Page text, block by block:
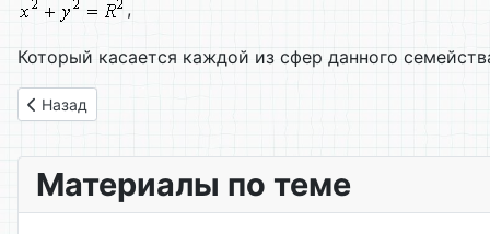
,
Который касается каждой из сфер данного
Предыдущий: 4.1. Огибающая однопараметрического
Назад
Материалы по теме